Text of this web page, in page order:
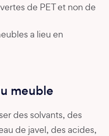
de PET et non de
a lieu en
meuble
des solvants, des
de javel, des acides,